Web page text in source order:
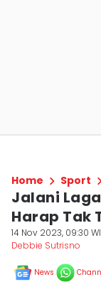
Home Sport
Jalani
Harap Tak
14 Nov 2023, 09:30
Debbie Sutrisno
News